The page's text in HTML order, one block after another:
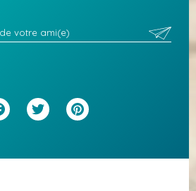
Facebook
Twitter